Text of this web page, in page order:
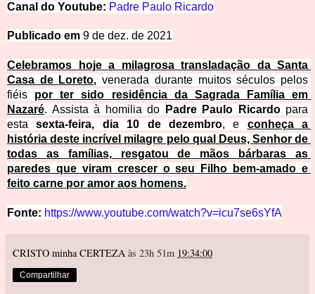
Canal do Youtu be: Padre Paulo Ricardo
Publicado em 9 de dez. de 2021
Celebramos hoje a milagrosa transladação da Santa
Casa de Loreto, venerada durante muitos séculos pelos
fiéis por ter sido residência da Sagrada Família em
Nazaré. Assista à homilia do Padre Paulo Ricardo para
esta sexta-feira, dia 10 de dezembro, e conheça a
história deste incrível milagre pelo qual Deus, Senhor de
todas as famílias, resgatou de mãos bárbaras as
paredes que viram crescer o seu Filho bem-amado e
feito carne por amor aos homens.
Fonte: https://www.youtube.com/watch?v=icu7se6sYfA
CRISTO minha CERTEZA às 23h 51m 19:34:00
Compartilhar